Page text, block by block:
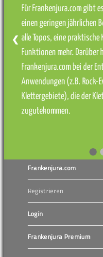
Für Frankenjura.com gibt
einen geringen jährlichen
alle Topos, eine
Funktionen mehr.
Frankenjura.com bei der
Anwendungen (z.B. Rock-
Klettergebiete), die der
zugutekommen.
❮
Frankenjura.com
Registrieren
Login
Frankenjura Premium